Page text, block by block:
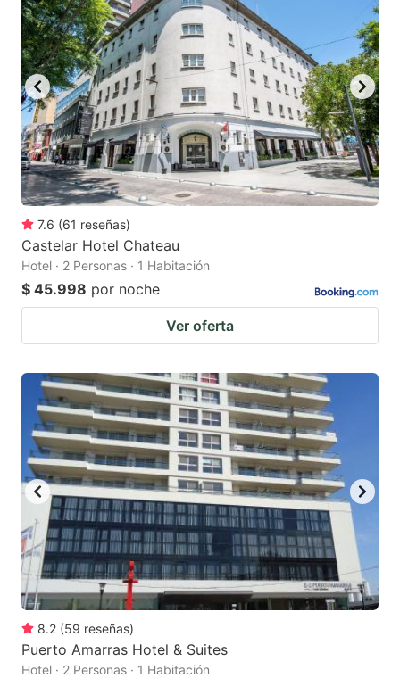
7.6 (61 reseñas)
Castelar Hotel Chateau
Hotel · 2 Personas · 1 Habitación
$ 45.998 por noche
Ver oferta
8.2 (59 reseñas)
Puerto Amarras Hotel & Suites
Hotel · 2 Personas · 1 Habitación